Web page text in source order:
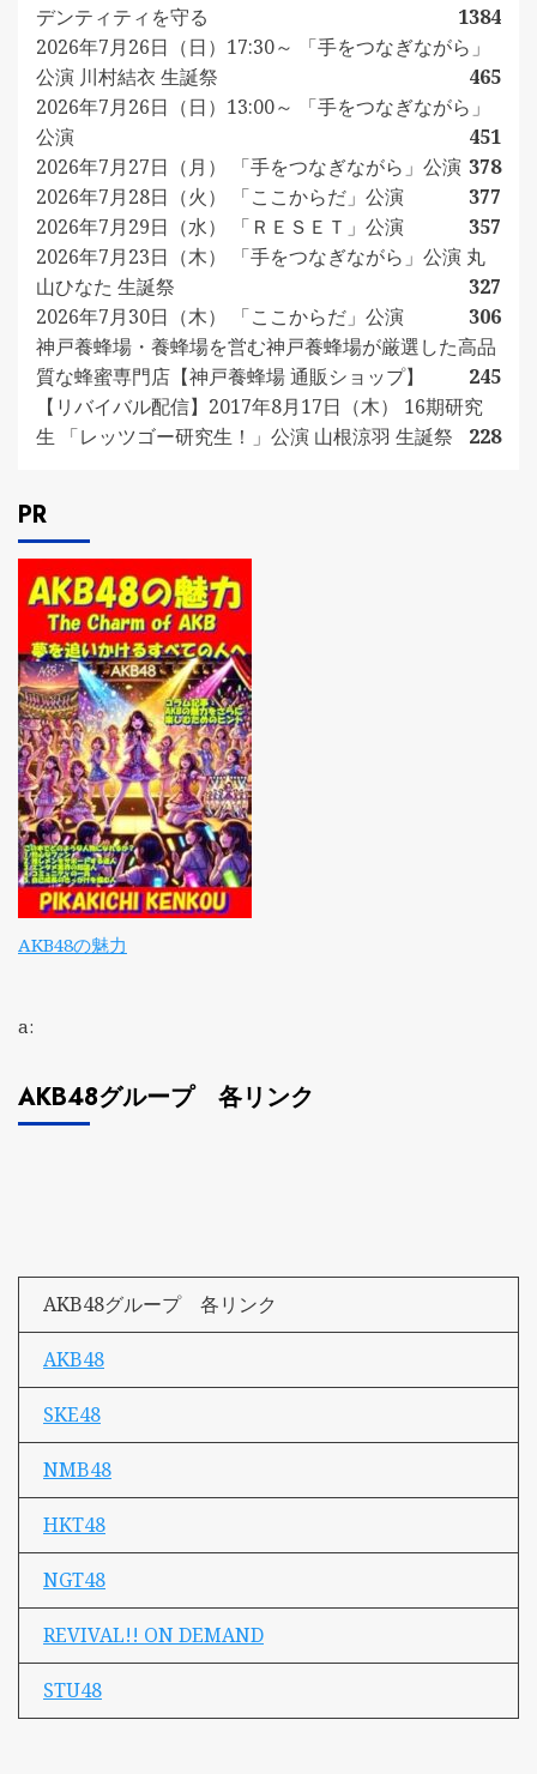
デンティティを守る
1384
2026年7月26日（日）17:30～ 「手をつなぎながら」
公演 川村結衣 生誕祭
465
2026年7月26日（日）13:00～ 「手をつなぎながら」
公演
451
2026年7月27日（月） 「手をつなぎながら」公演 378
2026年7月28日（火） 「ここからだ」公演
377
2026年7月29日（水） 「ＲＥＳＥＴ」公演
357
2026年7月23日（木） 「手をつなぎながら」公演 丸
山ひなた 生誕祭
327
2026年7月30日（木） 「ここからだ」公演
306
神戸養蜂場・養蜂場を営む神戸養蜂場が厳選した高品
質な蜂蜜専門店【神戸養蜂場 通販ショップ】
245
【リバイバル配信】2017年8月17日（木） 16期研究
生 「レッツゴー研究生！」公演 山根涼羽 生誕祭
228
PR
AKB48の魅力
a:
AKB48グループ 各リンク
AKB48グループ 各リンク
AKB48
SKE48
NMB48
HKT48
NGT48
REVIVAL!! ON DEMAND
STU48